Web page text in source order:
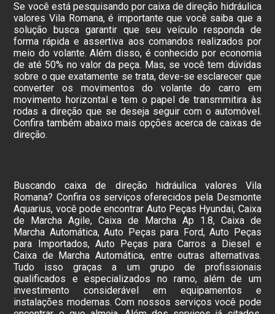
Se você está pesquisando por caixa de direção hidráulica
valores Vila Romana, é importante que você saiba que a
solução busca garantir que seu veículo responda de
forma rápida e assertiva aos comandos realizados por
meio do volante. Além disso, é conhecido por economia
de até 50% no valor da peça. Mas, se você tem dúvidas
sobre o que exatamente se trata, deve-se esclarecer que
converter os movimentos do volante do carro em
movimento horizontal e tem o papel de transmmitira às
rodas a direção que se deseja seguir com o automóvel.
Confira também abaixo mais opções acerca de caixas de
direção.
Buscando caixa de direção hidráulica valores Vila
Romana? Confira os serviços oferecidos pela Desmonte
Aquarius, você pode encontrar Auto Peças Hyundai, Caixa
de Marcha Agile, Caixa de Marcha Ap 1.8, Caixa de
Marcha Automática, Auto Peças para Ford, Auto Peças
para Importados, Auto Peças para Carros a Diesel e
Caixa de Marcha Automática, entre outras alternativas.
Tudo isso graças a um grupo de profissionais
qualificados e especializados no ramo, além de um
investimento considerável em equipamentos e
instalações modernas. Com nossos serviços você pode